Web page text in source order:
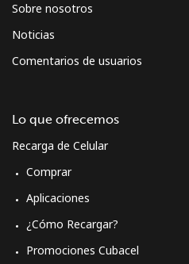
Sobre nosotros
Noticias
Comentarios de usuarios
Lo que ofrecemos
Recarga de Celular
Comprar
Aplicaciones
¿Cómo Recargar?
Promociones Cubacel